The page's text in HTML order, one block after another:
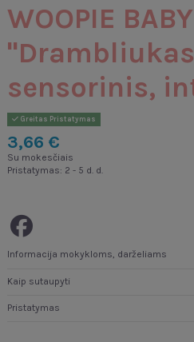
WOOPIE
sensorinis,
Greitas Pristatymas
3,66 €
Su mokesčiais
Pristatymas: 2 - 5 d. d.
Informacija mokykloms, darželiams
Kaip sutaupyti
Pristatymas